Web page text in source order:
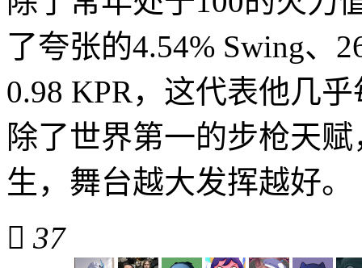
了夸张的4.54% Swing、
0.98 KPR，这代表他几
除了世界第一的步枪天
生，舞台越大发挥越好。
 37